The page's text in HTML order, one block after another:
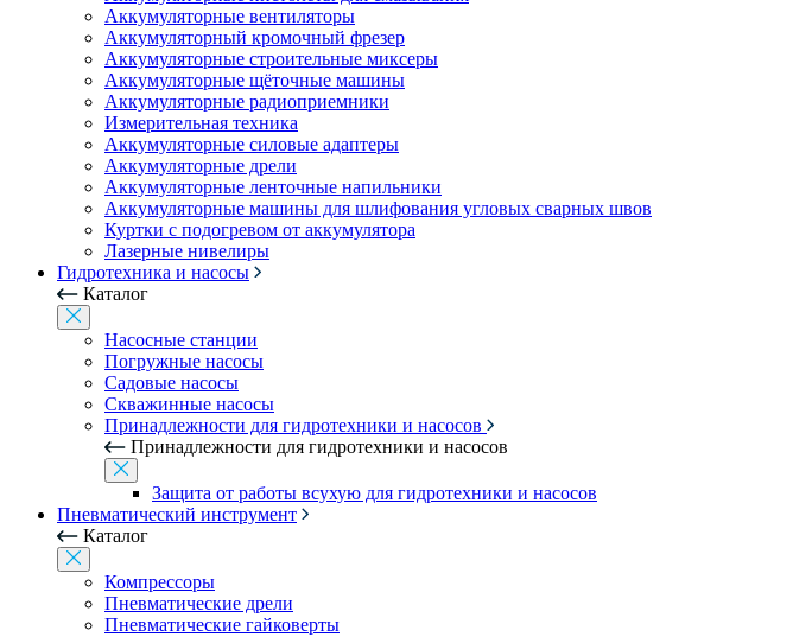
Аккумуляторные вентиляторы
Аккумуляторный кромочный фрезер
Аккумуляторные строительные миксеры
Аккумуляторные щёточные машины
Аккумуляторные радиоприемники
Измерительная техника
Аккумуляторные силовые адаптеры
Аккумуляторные дрели
Аккумуляторные ленточные напильники
Аккумуляторные машины для шлифования угловых сварных швов
Куртки с подогревом от аккумулятора
Лазерные нивелиры
Гидротехника и насосы
Каталог
Насосные станции
Погружные насосы
Садовые насосы
Скважинные насосы
Принадлежности для гидротехники и насосов
Принадлежности для гидротехники и насосов
Защита от работы всухую для гидротехники и насосов
Пневматический инструмент
Каталог
Компрессоры
Пневматические дрели
Пневматические гайковерты